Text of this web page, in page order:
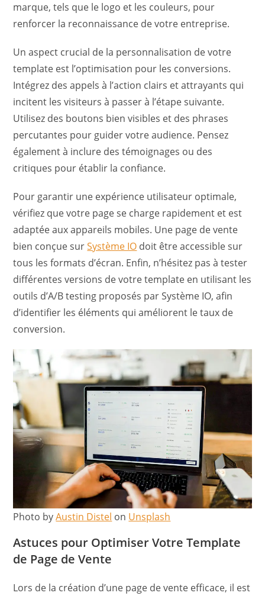
marque, tels que le logo et les couleurs, pour
renforcer la reconnaissance de votre entreprise.
Un aspect crucial de la personnalisation de votre
template est l’optimisation pour les conversions.
Intégrez des appels à l’action clairs et attrayants qui
incitent les visiteurs à passer à l’étape suivante.
Utilisez des boutons bien visibles et des phrases
percutantes pour guider votre audience. Pensez
également à inclure des témoignages ou des
critiques pour établir la confiance.
Pour garantir une expérience utilisateur optimale,
vérifiez que votre page se charge rapidement et est
adaptée aux appareils mobiles. Une page de vente
bien conçue surSystème IO doit être accessible sur
tous les formats d’écran. Enfin, n’hésitez pas à tester
différentes versions de votre template en utilisant les
outils d’A/B testing proposés par Système IO, afin
d’identifier les éléments qui améliorent le taux de
conversion.
Photo byAustin Distel on Unsplash
Astuces pour Optimiser Votre Template
de Page de Vente
Lors de la création d’une page de vente efficace, il est